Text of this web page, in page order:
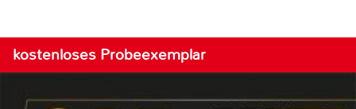
kostenloses Probeexemplar